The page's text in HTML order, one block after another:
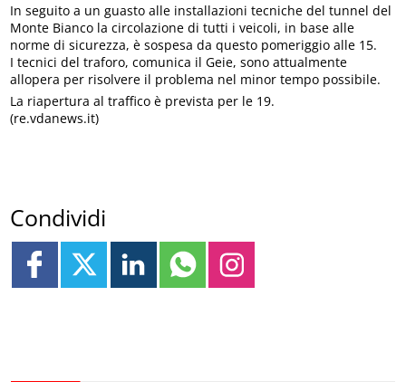
In seguito a un guasto alle installazioni tecniche del tunnel del
Monte Bianco la circolazione di tutti i veicoli, in base alle
norme di sicurezza, è sospesa da questo pomeriggio alle 15.
I tecnici del traforo, comunica il Geie, sono attualmente
allopera per risolvere il problema nel minor tempo possibile.
La riapertura al traffico è prevista per le 19.
(re.vdanews.it)
Condividi